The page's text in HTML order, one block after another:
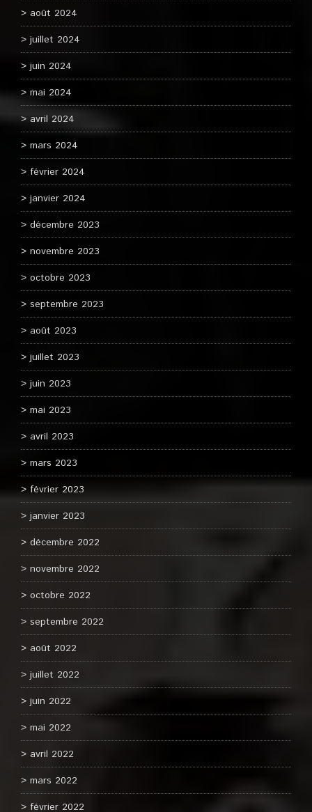
août 2024
juillet 2024
juin 2024
mai 2024
avril 2024
mars 2024
février 2024
janvier 2024
décembre 2023
novembre 2023
octobre 2023
septembre 2023
août 2023
juillet 2023
juin 2023
mai 2023
avril 2023
mars 2023
février 2023
janvier 2023
décembre 2022
novembre 2022
octobre 2022
septembre 2022
août 2022
juillet 2022
juin 2022
mai 2022
avril 2022
mars 2022
février 2022